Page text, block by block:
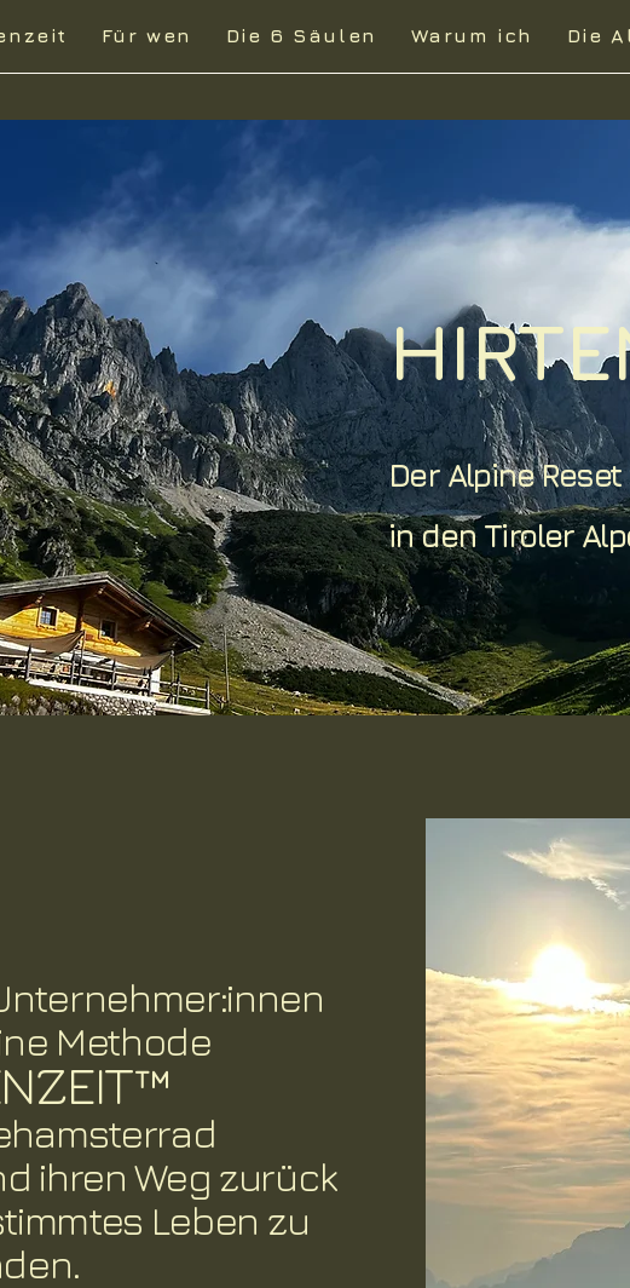
Für wen Die 6 Säulen Warum ich Die
Der Alpine
in den Tiroler
Methode
ihren Weg zurück
Leben zu